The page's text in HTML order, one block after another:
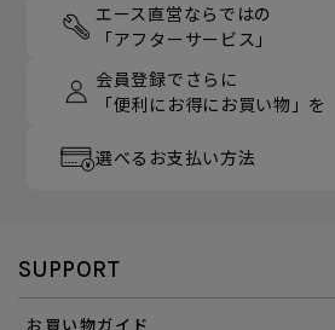
エース直営ならではの
「アフターサービス」
会員登録でさらに
「便利にお得にお買い物」を
選べるお支払い方法
SUPPORT
お買い物ガイド